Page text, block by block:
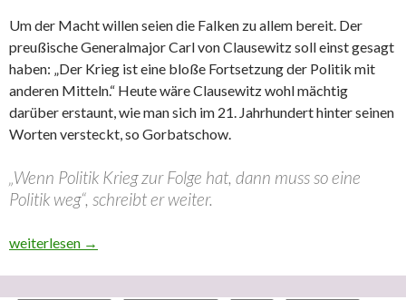
Um der Macht willen seien die Falken zu allem bereit. Der
preußische Generalmajor Carl von Clausewitz soll einst gesagt
haben: „Der Krieg ist eine bloße Fortsetzung der Politik mit
anderen Mitteln.“ Heute wäre Clausewitz wohl mächtig
darüber erstaunt, wie man sich im 21. Jahrhundert hinter seinen
Worten versteckt, so Gorbatschow.
„Wenn Politik Krieg zur Folge hat, dann muss so eine
Politik weg“, schreibt er weiter.
„Krieg liegt in der Luft“: Gorbatschow veröffentlicht
weiterlesen →